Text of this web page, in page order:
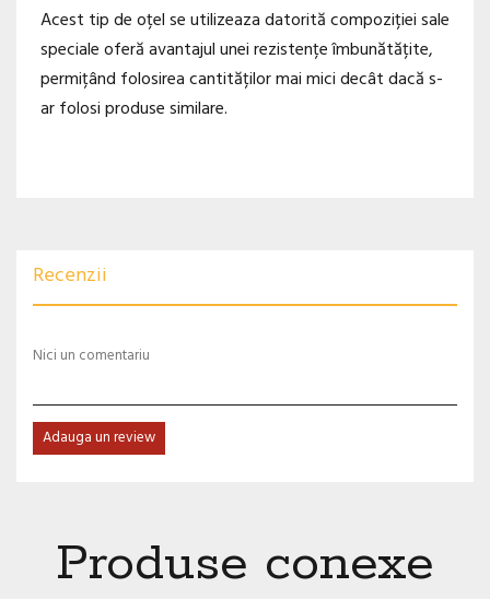
Acest tip de oțel se utilizeaza datorită compoziției sale
speciale oferă avantajul unei rezistențe îmbunătățite,
permițând folosirea cantităților mai mici decât dacă s-
ar folosi produse similare.
Recenzii
Nici un comentariu
Adauga un review
Produse conexe